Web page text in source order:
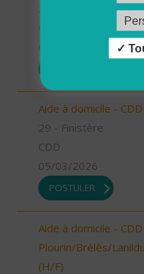
Aide à domicile -
29 - Finistère
CDD
05/03/2026
POSTULER
Aide à domicile -
Plourin/Brélès/
(H/F)